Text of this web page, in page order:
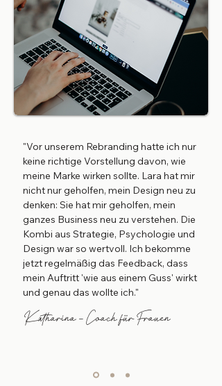
"Vor unserem Rebranding hatte ich nur
keine richtige Vorstellung davon, wie
meine Marke wirken sollte. Lara hat mir
nicht nur geholfen, mein Design neu zu
denken: Sie hat mir geholfen, mein
ganzes Business neu zu verstehen. Die
Kombi aus Strategie, Psychologie und
Design war so wertvoll. Ich bekomme
jetzt regelmäßig das Feedback, dass
mein Auftritt 'wie aus einem Guss' wirkt
und genau das wollte ich."
Katharina - Coach für Frauen